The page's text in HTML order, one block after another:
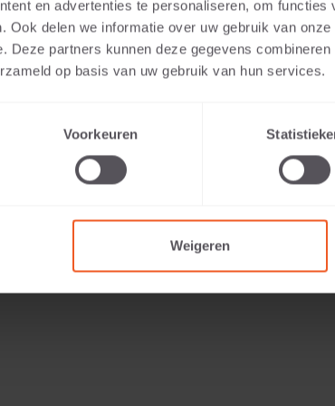
en advertenties te personaliseren, om functies
Ook delen we informatie over uw gebruik van
Deze partners kunnen deze gegevens
op basis van uw gebruik van hun services.
Voorkeuren
Weigeren
37 KG